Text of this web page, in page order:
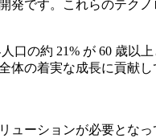
発です。これらのテク
口の約 21% が 60 歳以
の着実な成長に貢献し
ューションが必要とな